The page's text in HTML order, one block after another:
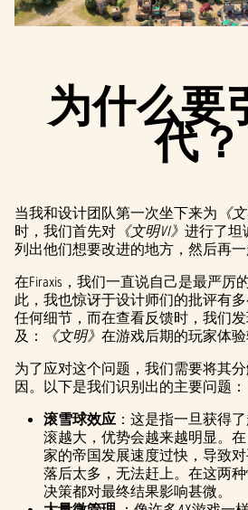
为什么要
代？
当我和设计团队第一次坐下来为 《
时，我们首先对 《文明VI》 进行了坦
列出他们想要改进的地方，然后再
在Firaxis，我们一直说自己是最严厉
此，我也惊讶于设计师们的批评有
任何细节，而在查看反馈时，我们
及：
《文明》 在游戏后期的玩家体验
为了应对这个问题，我们需要将其
因。以下是我们识别出的主要问题：
滚雪球效应 ：这是指一旦获得
滚越大，优势会越来越明显。在
家的帝国发展速度过快，导致
落后太多，无法赶上。在这两
决策都对最终结果影响甚微。